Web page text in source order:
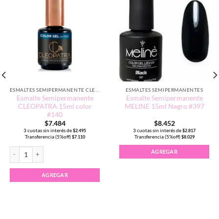
Esmalte Semipermanente
CLEOPATRA 15ml color
#140
$7.484
3 cuotas sin interés de $2.495
Transferencia (5%off) $7.110
Esmalte Semipermanente CLEOPATRA 15ml color #140 cantidad
AGREGAR
ESMALTES SEMIPERMANENTES
Esmalte Semipermanente
MELINE 15ml Negro #397
$8.452
3 cuotas sin interés de $2.817
Transferencia (5%off) $8.029
AGREGAR